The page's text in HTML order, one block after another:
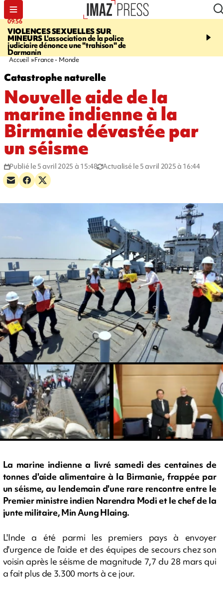
09:56
VIOLENCES SEXUELLES SUR
MINEURS L'association de la police
judiciaire dénonce une "trahison" de
Darmanin
12:19
grièvement blessé à
Accueil France - Monde
Catastrophe naturelle
Nouvelle aide de la
marine indienne à la
Birmanie dévastée par
un séisme
Publié le 5 avril 2025 à 15:48 Actualisé le 5 avril 2025 à 16:44
La marine indienne a livré samedi des centaines de
tonnes d'aide alimentaire à la Birmanie, frappée par
un séisme, au lendemain d'une rare rencontre entre le
Premier ministre indien Narendra Modi et le chef de la
junte militaire, Min Aung Hlaing.
L'Inde a été parmi les premiers pays à envoyer
d'urgence de l'aide et des équipes de secours chez son
voisin après le séisme de magnitude 7,7 du 28 mars qui
a fait plus de 3.300 morts à ce jour.